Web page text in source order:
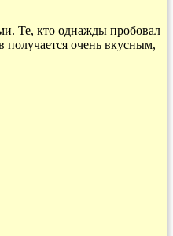
Те, кто однажды пробовал
очень вкусным,